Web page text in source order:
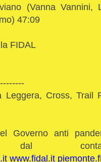
(Vanna
47:09
FIDAL
Leggera, Cross,
Governo anti
dal
www.fidal.it